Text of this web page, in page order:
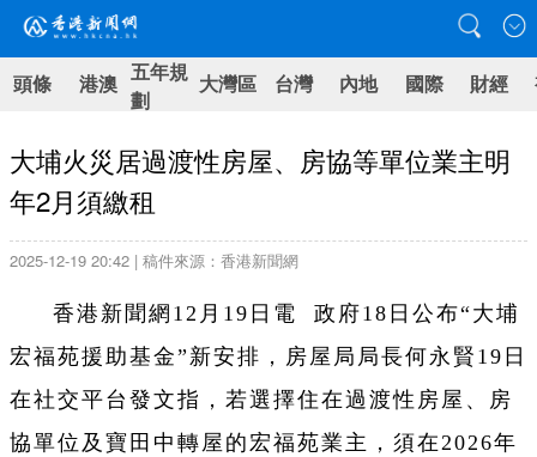
頭條 港澳 五年規
劃
大灣區 台灣 內地 國際 財經
大埔火災居過渡性房屋、房協等單位業主明
年2月須繳租
2025-12-19 20:42 | 稿件來源：香港新聞網
香港新聞網12月19日電 政府18日公布“大埔
宏福苑援助基金”新安排，房屋局局長何永賢19日
在社交平台發文指，若選擇住在過渡性房屋、房
協單位及寶田中轉屋的宏福苑業主，須在2026年